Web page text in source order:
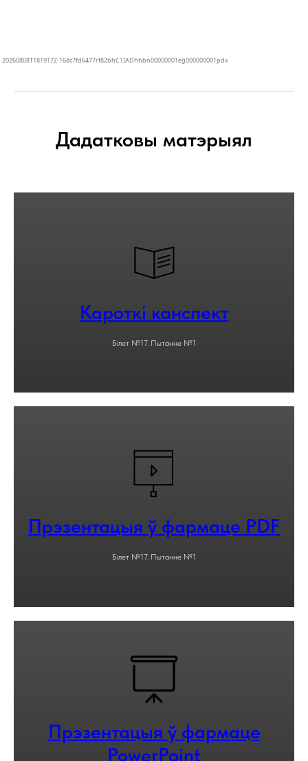
Дадатковы матэрыял
Кароткі канспект
Білет №17. Пытанне №1
Прэзентацыя ў фармаце PDF
Білет №17. Пытанне №1
Прэзентацыя ў фармаце
PowerPoint